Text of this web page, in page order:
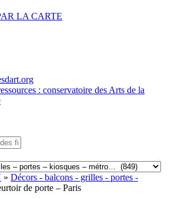
LA CARTE
: conservatoire des Arts de la
» Décors - balcons - grilles - portes -
de porte – Paris